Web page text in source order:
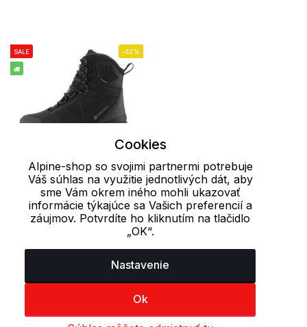
SALE -42%
41 46 47
Pánska zimná kožená
obuv NIRE ALPINE PRO
94.05 €
Cookies
Alpine-shop so svojimi partnermi potrebuje
Váš súhlas na využitie jednotlivých dát, aby
sme Vám okrem iného mohli ukazovať
informácie týkajúce sa Vašich preferencií a
záujmov. Potvrdíte ho kliknutím na tlačidlo
„OK“.
Nastavenie
Ok